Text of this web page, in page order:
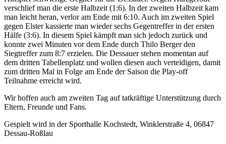
verschlief man die erste Halbzeit (1:6). In der zweiten Halbzeit kam
man leicht heran, verlor am Ende mit 6:10. Auch im zweiten Spiel
gegen Elster kassierte man wieder sechs Gegentreffer in der ersten
Hälfe (3:6). In diesem Spiel kämpft man sich jedoch zurück und
konnte zwei Minuten vor dem Ende durch Thilo Berger den
Siegtreffer zum 8:7 erzielen. Die Dessauer stehen momentan auf
dem dritten Tabellenplatz und wollen diesen auch verteidigen, damit
zum dritten Mal in Folge am Ende der Saison die Play-off
Teilnahme erreicht wird.
Wir hoffen auch am zweiten Tag auf tatkräftige Unterstützung durch
Eltern, Freunde und Fans.
Gespielt wird in der Sporthalle Kochstedt, Winklerstraße 4, 06847
Dessau-Roßlau